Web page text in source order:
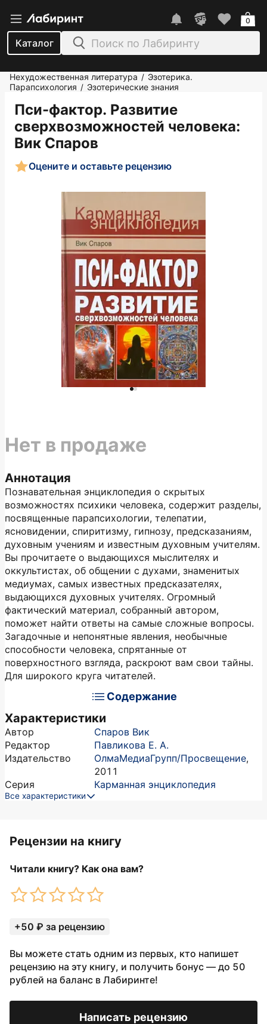
Каталог
0
Нехудожественная литература / Эзотерика.
Парапсихология / Эзотерические знания
Пси-фактор. Развитие
сверхвозможностей человека:
Вик Спаров
Оцените и оставьте рецензию
Аннотация
Познавательная энциклопедия о скрытых
возможностях психики человека, содержит разделы,
посвященные парапсихологии, телепатии,
ясновидении, спиритизму, гипнозу, предсказаниям,
духовным учениям и известным духовным учителям.
Вы прочитаете о выдающихся мыслителях и
оккультистах, об общении с духами, знаменитых
медиумах, самых известных предсказателях,
выдающихся духовных учителях. Огромный
фактический материал, собранный автором,
поможет найти ответы на самые сложные вопросы.
Загадочные и непонятные явления, необычные
способности человека, спрятанные от
поверхностного взгляда, раскроют вам свои тайны.
Для широкого круга читателей.
Содержание
Характеристики
Автор
Спаров Вик
Редактор
Павликова Е. А.
Издательство
ОлмаМедиаГрупп/Просвещение,
2011
Серия
Карманная энциклопедия
Все характеристики
Нет в продаже
Рецензии на книгу
Читали книгу? Как она вам?
+50 ₽ за рецензию
Вы можете стать одним из первых, кто напишет
рецензию на эту книгу, и получить бонус — до 50
рублей на баланс в Лабиринте!
Написать рецензию